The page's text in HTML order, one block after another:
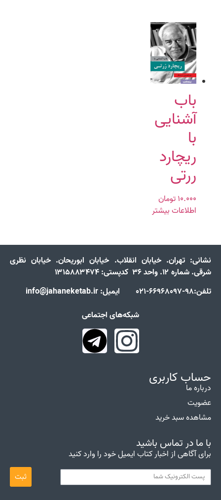
باب
آشنایی
با
ریچارد
ررتی
۱۰.۰۰۰تومان
اطلاعات بیشتر
نشانی: تهران. خیابان انقلاب. خیابان ابوریحان. خیابان نظری
شرقی. شماره ۱۲. واحد ۳۶ کدپستی: ۱۳۱۵۸۸۳۴۷۴
تلفن:98-66968097-021 ایمیل: info@jahaneketab.ir
شبکه‌های اجتماعی
حساب کاربری
درباره ما
عضویت
مشاهده سبد خرید
با ما در تماس باشید
برای آگاهی از اخبار کتاب ایمیل خود را وارد کنید
ثبت